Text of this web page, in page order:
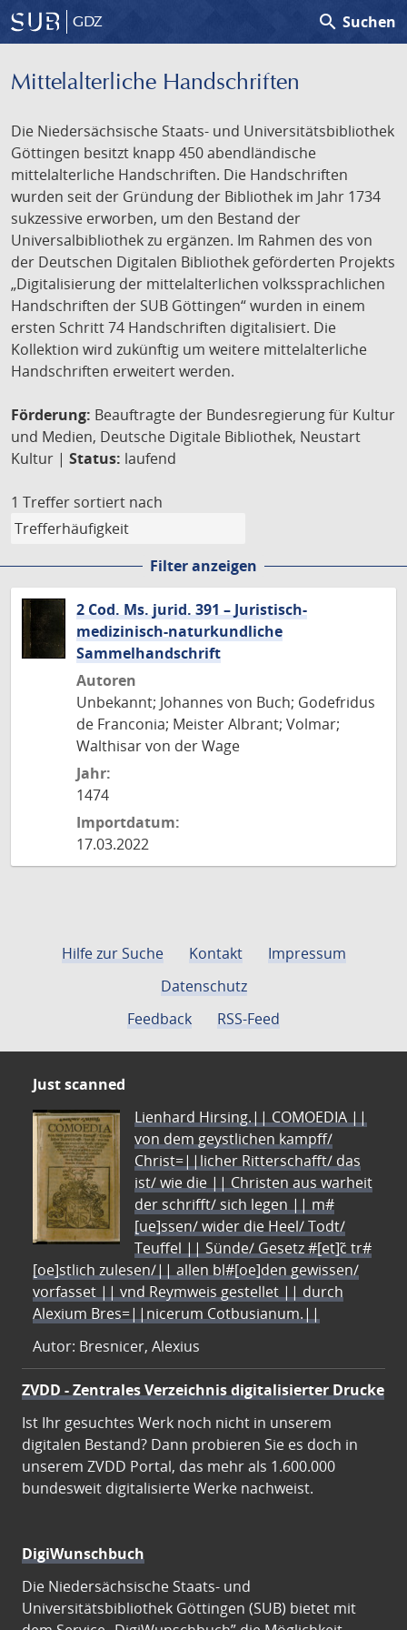
GDZ search Suchen
Mittelalterliche Handschriften
Die Niedersächsische Staats- und Universitätsbibliothek
Göttingen besitzt knapp 450 abendländische
mittelalterliche Handschriften. Die Handschriften
wurden seit der Gründung der Bibliothek im Jahr 1734
sukzessive erworben, um den Bestand der
Universalbibliothek zu ergänzen. Im Rahmen des von
der Deutschen Digitalen Bibliothek geförderten Projekts
„Digitalisierung der mittelalterlichen volkssprachlichen
Handschriften der SUB Göttingen“ wurden in einem
ersten Schritt 74 Handschriften digitalisiert. Die
Kollektion wird zukünftig um weitere mittelalterliche
Handschriften erweitert werden.
Förderung: Beauftragte der Bundesregierung für Kultur
und Medien, Deutsche Digitale Bibliothek, Neustart
Kultur | Status: laufend
1 Treffer sortiert nach
Filter anzeigen
2 Cod. Ms. jurid. 391 – Juristisch-
medizinisch-naturkundliche
Sammelhandschrift
Autoren
Unbekannt; Johannes von Buch; Godefridus
de Franconia; Meister Albrant; Volmar;
Walthisar von der Wage
Jahr:
1474
Importdatum:
17.03.2022
Hilfe zur Suche Kontakt
Impressum
Datenschutz
Feedback
RSS-Feed
Just scanned
Lienhard Hirsing.|| COMOEDIA ||
von dem geystlichen kampff/
Christ=||licher Ritterschafft/ das
ist/ wie die || Christen aus warheit
der schrifft/ sich legen || m#
[ue]ssen/ wider die Heel/ Todt/
Teuffel || Sünde/ Gesetz #[et]c̃ tr#
[oe]stlich zulesen/|| allen bl#[oe]den gewissen/
vorfasset || vnd Reymweis gestellet || durch
Alexium Bres=||nicerum Cotbusianum.||
Autor: Bresnicer, Alexius
ZVDD - Zentrales Verzeichnis digitalisierter Drucke
Ist Ihr gesuchtes Werk noch nicht in unserem
digitalen Bestand? Dann probieren Sie es doch in
unserem ZVDD Portal, das mehr als 1.600.000
bundesweit digitalisierte Werke nachweist.
DigiWunschbuch
Die Niedersächsische Staats- und
Universitätsbibliothek Göttingen (SUB) bietet mit